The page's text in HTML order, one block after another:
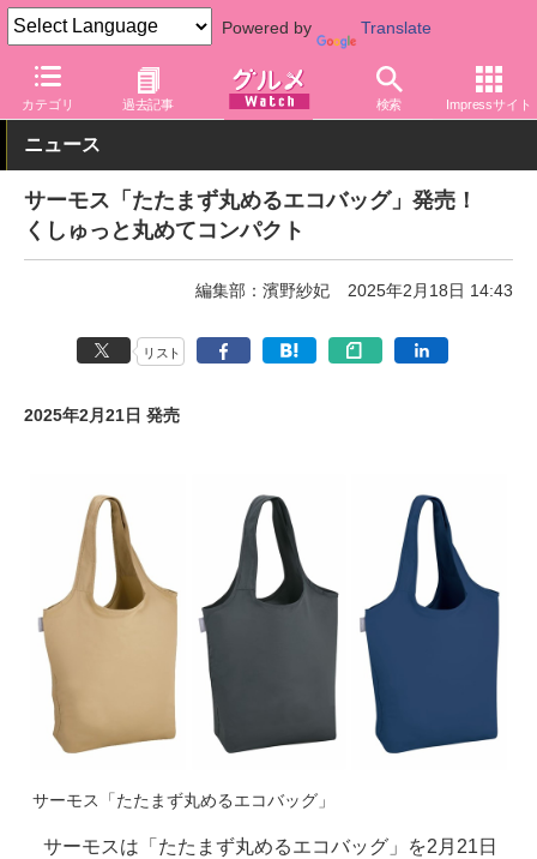
Powered by Translate
カテゴリ 過去記事 検索 Impressサイト
グルメ Watch 関連商品 グッズ バッグ・ポーチ
ニュース
サーモス「たたまず丸めるエコバッグ」発売！
くしゅっと丸めてコンパクト
編集部：濱野紗妃 2025年2月18日 14:43
リスト
2025年2月21日 発売
サーモス「たたまず丸めるエコバッグ」
サーモスは「たたまず丸めるエコバッグ」を2月21日